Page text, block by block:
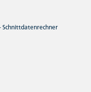
Produktneuheiten bieten
Lösungen für höchste
Herbstinnovationen und
Schnittdatenrechner